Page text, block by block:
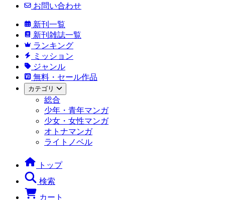
お問い合わせ
新刊一覧
新刊雑誌一覧
ランキング
ミッション
ジャンル
無料・セール作品
カテゴリ
総合
少年・青年マンガ
少女・女性マンガ
オトナマンガ
ライトノベル
トップ
検索
カート